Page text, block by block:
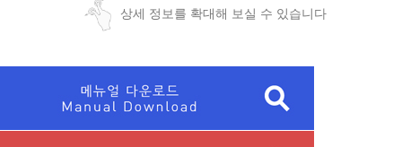
상세 정보를 확대해 보실 수 있습니다